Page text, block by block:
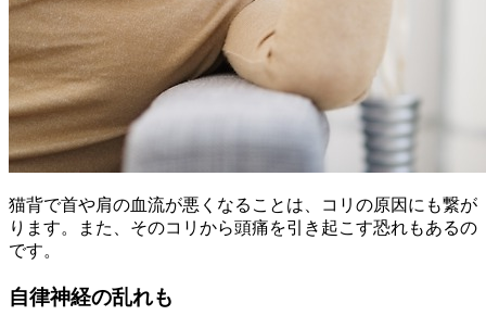
猫背で首や肩の血流が悪くなることは、コリの原因にも繋が
ります。また、そのコリから頭痛を引き起こす恐れもあるの
です。
自律神経の乱れも